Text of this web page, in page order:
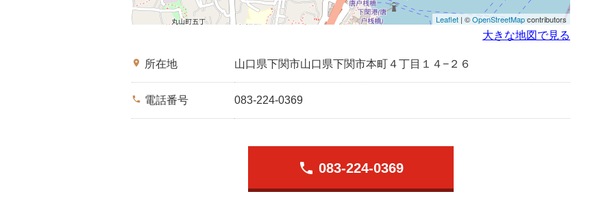
Leaflet | ©OpenStreetMapcontributors
大きな地図で見る
place 所在地 山口県下関市山口県下関市本町４丁目１４−２６
phone 電話番号 083-224-0369
phone 083-224-0369